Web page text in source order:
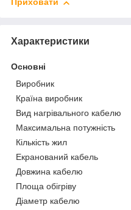
Приховати
Характеристики
Основні
Виробник
Країна виробник
Вид нагрівального кабелю
Максимальна потужність
Кількість жил
Екранований кабель
Довжина кабелю
Площа обігріву
Діаметр кабелю